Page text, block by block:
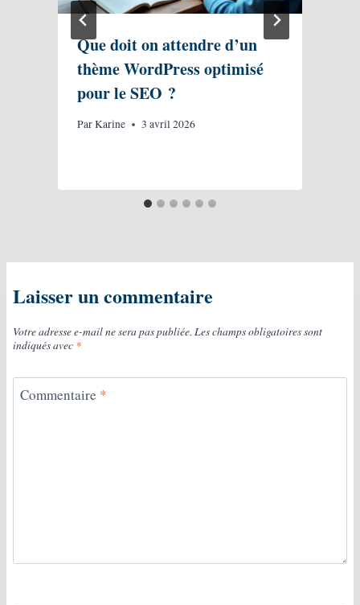
Que doit on attendre d’un
thème WordPress optimisé
pour le SEO ?
ParKarine 3 avril 2026
Laisser un commentaire
Votre adresse e-mail ne sera pas publiée. Les champs obligatoires sont
indiqués avec *
Commentaire *